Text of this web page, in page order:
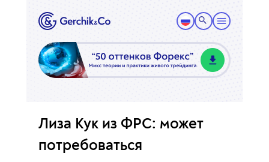
Лиза Кук из ФРС: может
потребоваться